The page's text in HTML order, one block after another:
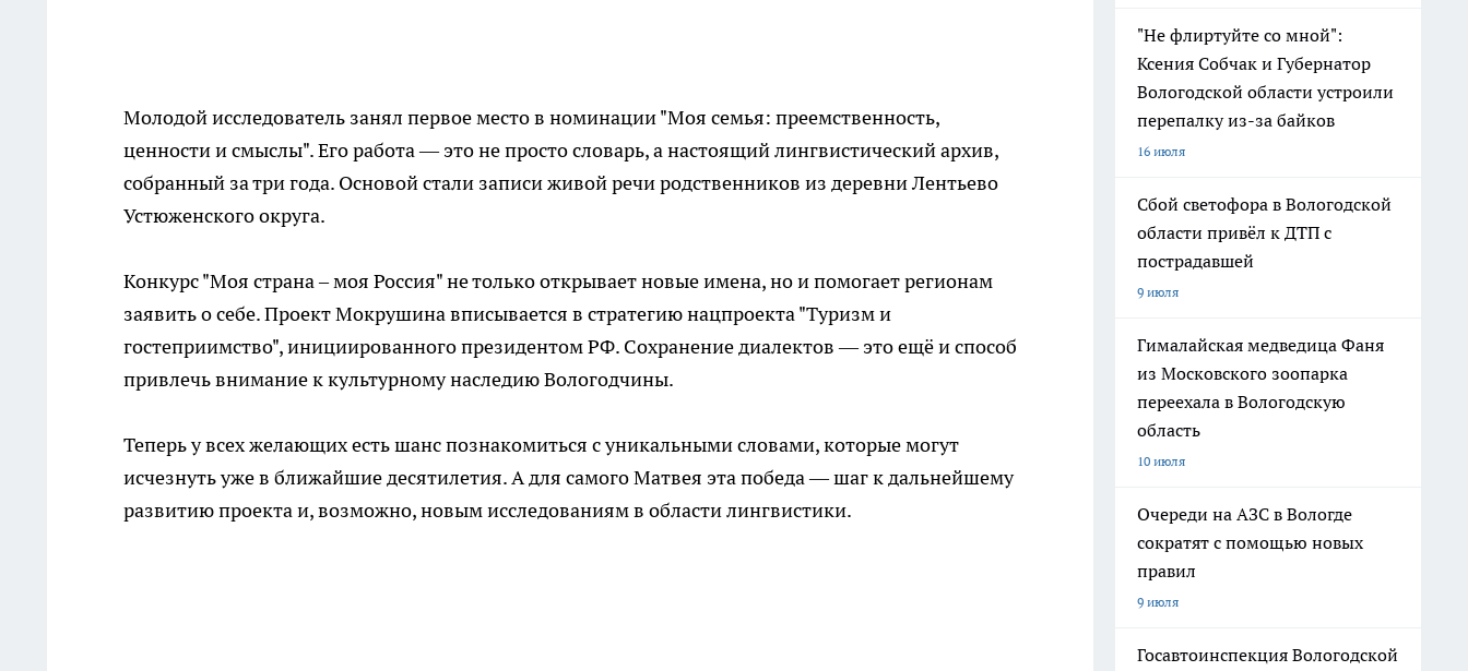
Молодой исследователь занял первое место в номинации "Моя семья: преемственность,
ценности и смыслы". Его работа — это не просто словарь, а настоящий лингвистический архив,
собранный за три года. Основой стали записи живой речи родственников из деревни Лентьево
Устюженского округа.
Конкурс "Моя страна – моя Россия" не только открывает новые имена, но и помогает регионам
заявить о себе. Проект Мокрушина вписывается в стратегию нацпроекта "Туризм и
гостеприимство", инициированного президентом РФ. Сохранение диалектов — это ещё и способ
привлечь внимание к культурному наследию Вологодчины.
Теперь у всех желающих есть шанс познакомиться с уникальными словами, которые могут
исчезнуть уже в ближайшие десятилетия. А для самого Матвея эта победа — шаг к дальнейшему
развитию проекта и, возможно, новым исследованиям в области лингвистики.
"Не флиртуйте со мной":
Ксения Собчак и Губернатор
Вологодской области устроили
перепалку из-за байков
16 июля
Сбой светофора в Вологодской
области привёл к ДТП с
пострадавшей
9 июля
Гималайская медведица Фаня
из Московского зоопарка
переехала в Вологодскую
область
10 июля
Очереди на АЗС в Вологде
сократят с помощью новых
правил
9 июля
Госавтоинспекция Вологодской